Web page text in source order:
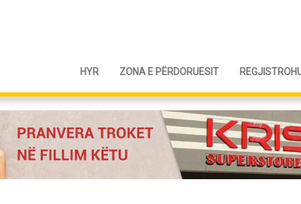
HYR ZONA E PËRDORUESIT